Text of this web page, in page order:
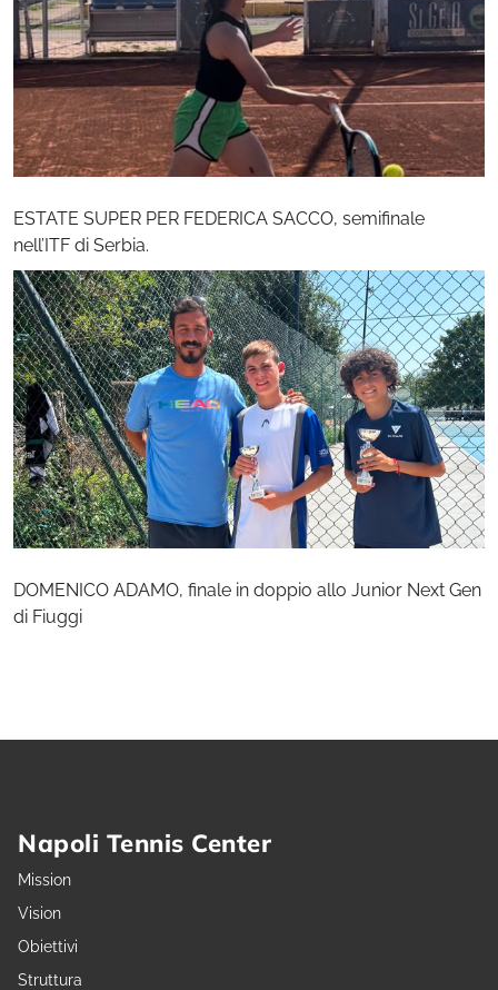
ESTATE SUPER PER FEDERICA SACCO, semifinale
nell’ITF di Serbia.
DOMENICO ADAMO, finale in doppio allo Junior Next Gen
di Fiuggi
Napoli Tennis Center
Mission
Vision
Obiettivi
Struttura